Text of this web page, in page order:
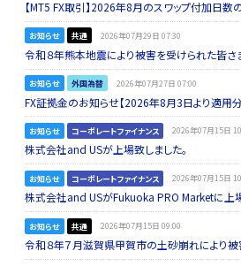
【MT5 FX取引】2026年8月のスワップ付加日数
お知らせ 共通 2026年07月29日 07:30
令和８年熊本地震により被害を受けられた皆さ
お知らせ 外国為替 2026年07月27日 07:00
FX証拠金のお知らせ【2026年8月3日より適用分
お知らせ コーポレートファイナンス 2026年07月15日
株式会社and USが上場致しました。
お知らせ コーポレートファイナンス 2026年07月15日
株式会社and USがFukuoka PRO Marketに上場
お知らせ 共通 2026年07月15日 09:00
令和８年７月滋賀県甲賀市の土砂崩れにより